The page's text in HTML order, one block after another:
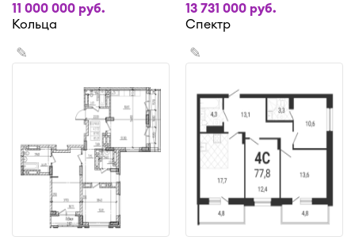
11 000 000 руб.
Кольца
13 731 000 руб.
Спектр
✎ ✎